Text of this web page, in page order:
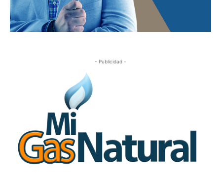
- Publicidad -